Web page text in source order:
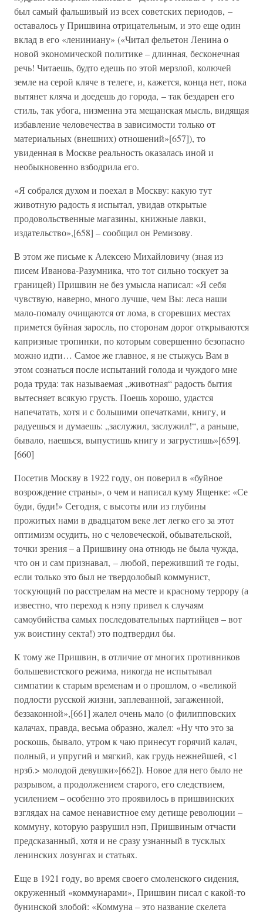
был самый фальшивый из всех советских периодов, –
оставалось у Пришвина отрицательным, и это еще один
вклад в его «лениниану» («Читал фельетон Ленина о
новой экономической политике – длинная, бесконечная
речь! Читаешь, будто едешь по этой мерзлой, колючей
земле на серой кляче в телеге, и, кажется, конца нет, пока
вытянет кляча и доедешь до города, – так бездарен его
стиль, так убога, низменна эта мещанская мысль, видящая
избавление человечества в зависимости только от
материальных (внешних) отношений»[657]), то
увиденная в Москве реальность оказалась иной и
необыкновенно взбодрила его.
«Я собрался духом и поехал в Москву: какую тут
животную радость я испытал, увидав открытые
продовольственные магазины, книжные лавки,
издательство»,[658] – сообщил он Ремизову.
В этом же письме к Алексею Михайловичу (зная из
писем Иванова-Разумника, что тот сильно тоскует за
границей) Пришвин не без умысла написал: «Я себя
чувствую, наверно, много лучше, чем Вы: леса наши
мало-помалу очищаются от лома, в сгоревших местах
примется буйная заросль, по сторонам дорог открываются
капризные тропинки, по которым совершенно безопасно
можно идти… Самое же главное, я не стыжусь Вам в
этом сознаться после испытаний голода и чуждого мне
рода труда: так называемая „животная“ радость бытия
вытесняет всякую грусть. Поешь хорошо, удастся
напечатать, хотя и с большими опечатками, книгу, и
радуешься и думаешь: „заслужил, заслужил!“, а раньше,
бывало, наешься, выпустишь книгу и загрустишь»[659].
[660]
Посетив Москву в 1922 году, он поверил в «буйное
возрождение страны», о чем и написал куму Ященке: «Се
буди, буди!» Сегодня, с высоты или из глубины
прожитых нами в двадцатом веке лет легко его за этот
оптимизм осудить, но с человеческой, обывательской,
точки зрения – а Пришвину она отнюдь не была чужда,
что он и сам признавал, – любой, переживший те годы,
если только это был не твердолобый коммунист,
тоскующий по расстрелам на месте и красному террору (а
известно, что переход к нэпу привел к случаям
самоубийства самых последовательных партийцев – вот
уж воистину секта!) это подтвердил бы.
К тому же Пришвин, в отличие от многих противников
большевистского режима, никогда не испытывал
симпатии к старым временам и о прошлом, о «великой
подлости русской жизни, заплеванной, загаженной,
беззаконной»,[661] жалел очень мало (о филипповских
калачах, правда, весьма образно, жалел: «Ну что это за
роскошь, бывало, утром к чаю принесут горячий калач,
полный, и упругий и мягкий, как грудь нежнейшей, <1
нрзб.> молодой девушки»[662]). Новое для него было не
разрывом, а продолжением старого, его следствием,
усилением – особенно это проявилось в пришвинских
взглядах на самое ненавистное ему детище революции –
коммуну, которую разрушил нэп, Пришвиным отчасти
предсказанный, хотя и не сразу узнанный в тусклых
ленинских лозунгах и статьях.
Еще в 1921 году, во время своего смоленского сидения,
окруженный «коммунарами», Пришвин писал с какой-то
бунинской злобой: «Коммуна – это название скелета